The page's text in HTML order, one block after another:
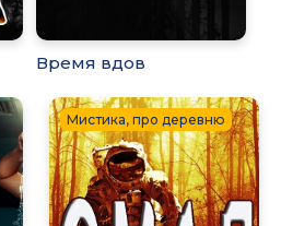
Время вдов
Мистика, про деревню